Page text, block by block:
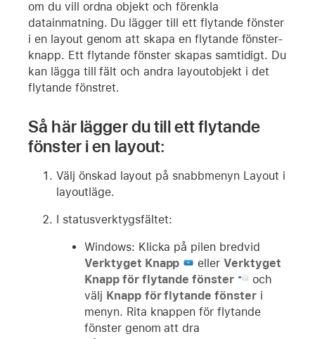
om du vill ordna objekt och förenkla
datainmatning. Du lägger till ett flytande fönster
i en layout genom att skapa en flytande fönster-
knapp. Ett flytande fönster skapas samtidigt. Du
kan lägga till fält och andra layoutobjekt i det
flytande fönstret.
Så här lägger du till ett flytande
fönster i en layout:
Välj önskad layout på snabbmenyn Layout i
layoutläge.
I statusverktygsfältet:
Windows: Klicka på pilen bredvid
Verktyget Knapp
ellerVerktyget
Knapp för flytande fönster
och
välj Knapp för flytande fönsteri
menyn. Rita knappen för flytande
fönster genom att dra